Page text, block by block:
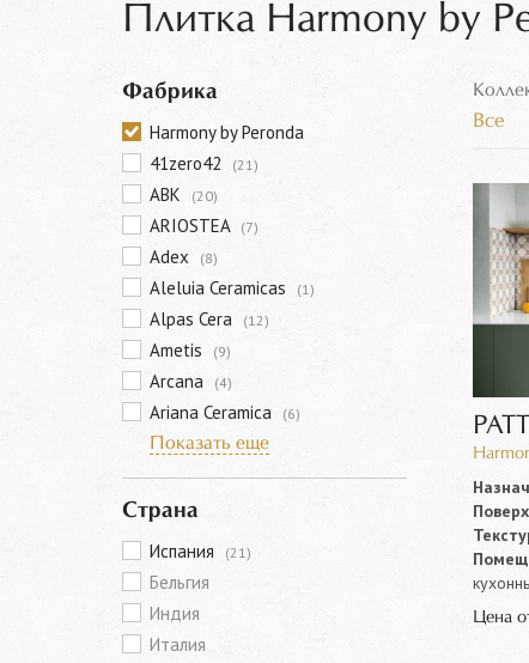
Плитка Harmony by
Фабрика
Harmony by Peronda
41zero42
(21)
ABK (20)
ARIOSTEA (7)
Adex (8)
Aleluia Ceramicas (1)
Alpas Cera (12)
Ametis (9)
Arcana (4)
Ariana Ceramica
(6)
Показать еще
Страна
Испания (21)
Бельгия
Индия
Италия
Все
Цена